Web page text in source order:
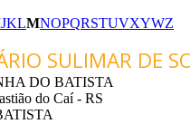
JKLMNOPQRSTUVXYWZ
SULIMAR DE
DO BATISTA
do Caí - RS